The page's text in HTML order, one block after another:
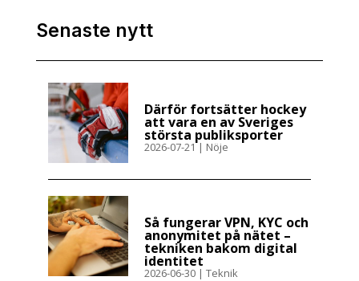
Senaste nytt
Därför fortsätter hockey
att vara en av Sveriges
största publiksporter
2026-07-21| Nöje
Så fungerar VPN, KYC och
anonymitet på nätet –
tekniken bakom digital
identitet
2026-06-30| Teknik